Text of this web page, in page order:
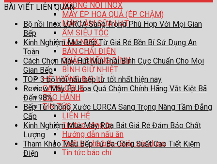
XOONG NỒI INOX
MÁY ÉP HOA QUẢ (ÉP CHẬM)
MÁY LÀM SỮA HẠT
ẤM SIÊU TỐC
TĂM NƯỚC
BÀN CHẢI ĐIỆN
CHẢO CHỐNG DÍNH
BÌNH GIỮ NHIỆT
HỆ THỐNG ĐẠI LÍ
CATALOGUE
BẢO HÀNH
TIN TỨC
LIÊN HỆ
Tin tức công ty
Hướng dẫn nấu ăn
Thiết bị nhà bếp- Điện gia dụng
Tin tức báo chí
BÀI VIẾT LIÊN QUAN
Bộ nồi Inox LORCA Sang Trọng Phù Hợp Với Mọi Gian
Bếp
Kinh Nghiệm Mua Bếp Từ Giá Rẻ Bền Bỉ Sử Dụng An
Toàn
Cách Chọn Máy Hút Mùi Thái Bình Cực Chuẩn Cho Mọi
Gian Bếp
TOP 3 bộ nồi nấu bếp từ tốt nhất hiện nay
Review Máy Ép Hoa Quả Chậm Chính Hãng Vắt Kiệt Bã
Đến 98%
Bếp Từ Chống Xước LORCA Sang Trọng Nâng Tầm Đẳng
Cấp
Kinh Nghiệm Mua Máy Rửa Bát Giá Rẻ Đảm Bảo Chất
Lượng
Tham Khảo Mẫu Bếp Từ Ba Công Suất Cao Tiết Kiệm
Điện